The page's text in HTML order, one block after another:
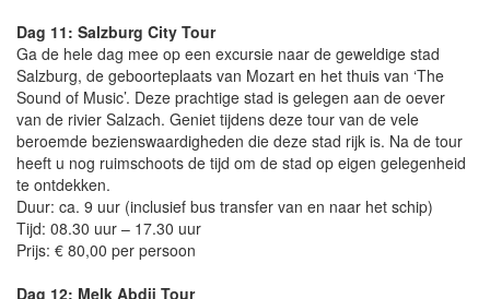
Dag 11: Salzburg City Tour
Ga de hele dag mee op een excursie naar de geweldige stad
Salzburg, de geboorteplaats van Mozart en het thuis van ‘The
Sound of Music’. Deze prachtige stad is gelegen aan de oever
van de rivier Salzach. Geniet tijdens deze tour van de vele
beroemde bezienswaardigheden die deze stad rijk is. Na de tour
heeft u nog ruimschoots de tijd om de stad op eigen gelegenheid
te ontdekken.
Duur: ca. 9 uur (inclusief bus transfer van en naar het schip)
Tijd: 08.30 uur – 17.30 uur
Prijs: € 80,00 per persoon
Dag 12: Melk Abdij Tour